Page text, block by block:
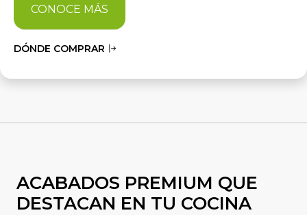
CONOCE MÁS
DÓNDE COMPRAR
ACABADOS PREMIUM QUE
DESTACAN EN TU COCINA